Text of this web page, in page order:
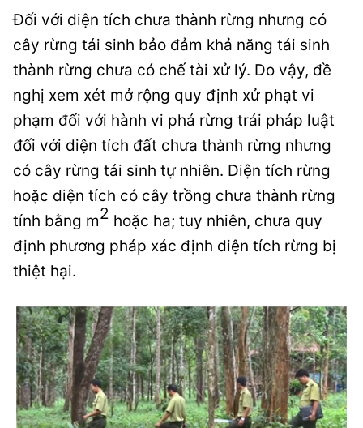
Đối với diện tích chưa thành rừng nhưng có
cây rừng tái sinh bảo đảm khả năng tái sinh
thành rừng chưa có chế tài xử lý. Do vậy, đề
nghị xem xét mở rộng quy định xử phạt vi
phạm đối với hành vi phá rừng trái pháp luật
đối với diện tích đất chưa thành rừng nhưng
có cây rừng tái sinh tự nhiên. Diện tích rừng
hoặc diện tích có cây trồng chưa thành rừng
tính bằng m2 hoặc ha; tuy nhiên, chưa quy
định phương pháp xác định diện tích rừng bị
thiệt hại.